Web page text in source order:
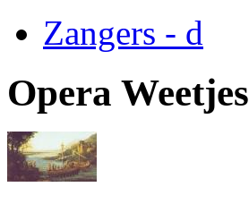
Zangers - d
Opera Weetjes